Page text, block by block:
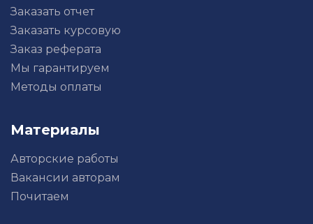
Заказать отчет
Заказать курсовую
Заказ реферата
Мы гарантируем
Методы оплаты
Материалы
Авторские работы
Вакансии авторам
Почитаем